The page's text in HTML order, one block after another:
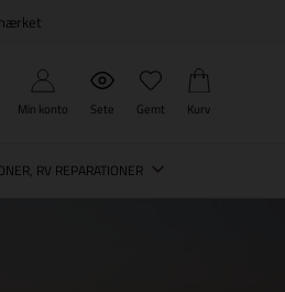
Min konto Sete Gemt Kurv
RV REPARATIONER